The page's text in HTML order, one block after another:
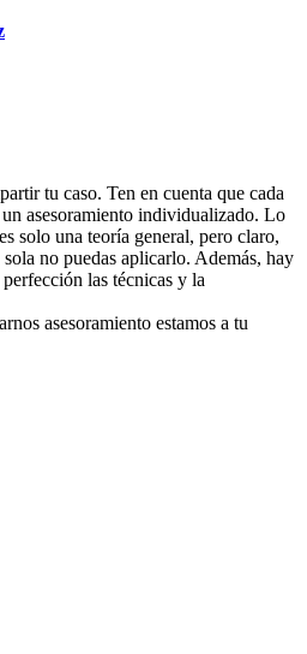
tu caso. Ten en cuenta que cada
un asesoramiento individualizado. Lo
solo una teoría general, pero claro,
no puedas aplicarlo. Además, hay
las técnicas y la
asesoramiento estamos a tu